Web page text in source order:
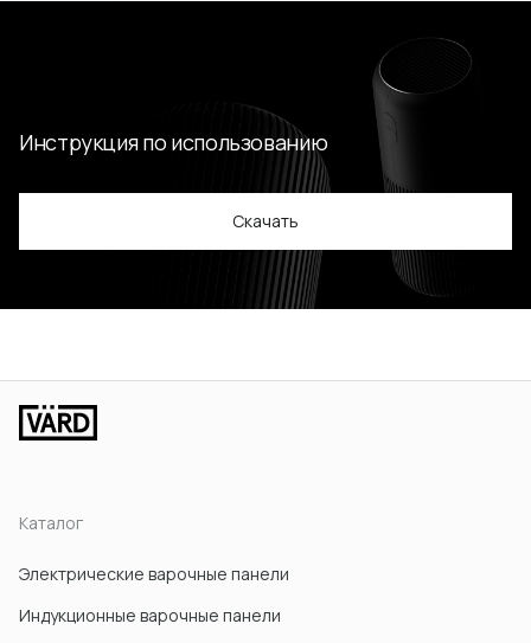
Инструкция по использованию
Скачать
Каталог
Электрические варочные панели
Индукционные варочные панели